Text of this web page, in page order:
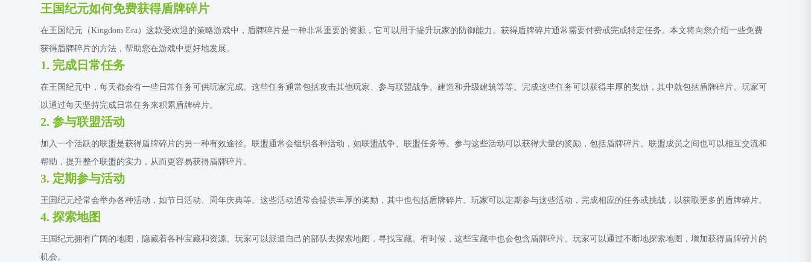
王国纪元如何免费获得盾牌碎片
在王国纪元（Kingdom Era）这款受欢迎的策略游戏中，盾牌碎片是一种非常重要的资源，它可以用于提升玩家的防御能力。获得盾牌碎片通常需要付费或完成特定任务。本文将向您介绍一些免费
获得盾牌碎片的方法，帮助您在游戏中更好地发展。
1. 完成日常任务
在王国纪元中，每天都会有一些日常任务可供玩家完成。这些任务通常包括攻击其他玩家、参与联盟战争、建造和升级建筑等等。完成这些任务可以获得丰厚的奖励，其中就包括盾牌碎片。玩家可
以通过每天坚持完成日常任务来积累盾牌碎片。
2. 参与联盟活动
加入一个活跃的联盟是获得盾牌碎片的另一种有效途径。联盟通常会组织各种活动，如联盟战争、联盟任务等。参与这些活动可以获得大量的奖励，包括盾牌碎片。联盟成员之间也可以相互交流和
帮助，提升整个联盟的实力，从而更容易获得盾牌碎片。
3. 定期参与活动
王国纪元经常会举办各种活动，如节日活动、周年庆典等。这些活动通常会提供丰厚的奖励，其中也包括盾牌碎片。玩家可以定期参与这些活动，完成相应的任务或挑战，以获取更多的盾牌碎片。
4. 探索地图
王国纪元拥有广阔的地图，隐藏着各种宝藏和资源。玩家可以派遣自己的部队去探索地图，寻找宝藏。有时候，这些宝藏中也会包含盾牌碎片。玩家可以通过不断地探索地图，增加获得盾牌碎片的
机会。